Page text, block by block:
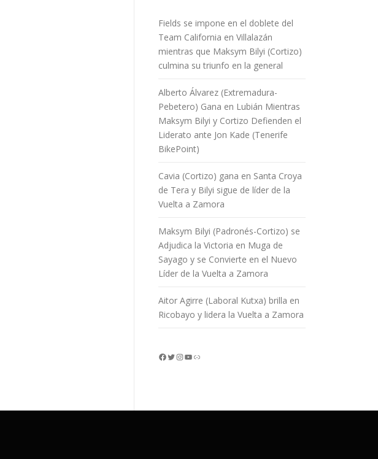
Fields se impone en el doblete del
Team California en Villalazán
mientras que Maksym Bilyi (Cortizo)
culmina su triunfo en la general
Alberto Álvarez (Extremadura-
Pebetero) Gana en Lubián Mientras
Maksym Bilyi y Cortizo Defienden el
Liderato ante Jon Kade (Tenerife
BikePoint)
Cavia (Cortizo) gana en Santa Croya
de Tera y Bilyi sigue de líder de la
Vuelta a Zamora
Maksym Bilyi (Padronés-Cortizo) se
Adjudica la Victoria en Muga de
Sayago y se Convierte en el Nuevo
Líder de la Vuelta a Zamora
Aitor Agirre (Laboral Kutxa) brilla en
Ricobayo y lidera la Vuelta a Zamora
Facebook Twitter InstagramYouTube Enlace